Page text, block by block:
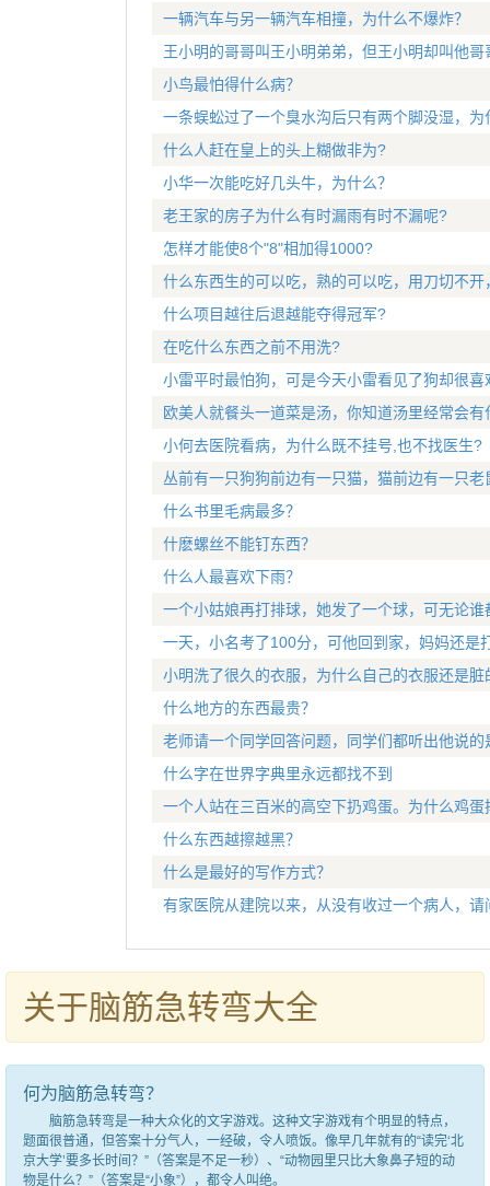
一辆汽车与另一辆汽车相撞，为什么不爆炸？
王小明的哥哥叫王小明弟弟，但王小明却叫他
小鸟最怕得什么病？
一条蜈蚣过了一个臭水沟后只有两个脚没湿，为
什么人赶在皇上的头上糊做非为?
小华一次能吃好几头牛，为什么？
老王家的房子为什么有时漏雨有时不漏呢?
怎样才能使8个"8"相加得1000?
什么东西生的可以吃，熟的可以吃，用刀切不
什么项目越往后退越能夺得冠军?
在吃什么东西之前不用洗?
小雷平时最怕狗，可是今天小雷看见了狗却很喜
欧美人就餐头一道菜是汤，你知道汤里经常会有
小何去医院看病，为什么既不挂号,也不找医生?
丛前有一只狗狗前边有一只猫，猫前边有一只老
什么书里毛病最多？
什麽螺丝不能钉东西？
什么人最喜欢下雨？
一个小姑娘再打排球，她发了一个球，可无论谁
一天，小名考了100分，可他回到家，妈妈还是
小明洗了很久的衣服，为什么自己的衣服还是脏
什么地方的东西最贵？
老师请一个同学回答问题，同学们都听出他说
什么字在世界字典里永远都找不到
一个人站在三百米的高空下扔鸡蛋。为什么鸡
什么东西越擦越黑？
什么是最好的写作方式？
有家医院从建院以来，从没有收过一个病人，请
关于脑筋急转弯大全
何为脑筋急转弯？
脑筋急转弯是一种大众化的文字游戏。这种文字游戏有个明显的特点，
题面很普通，但答案十分气人，一经破，令人喷饭。像早几年就有的“读完‘北
京大学’要多长时间？”（答案是不足一秒）、“动物园里只比大象鼻子短的动
物是什么？”（答案是“小象”），都令人叫绝。